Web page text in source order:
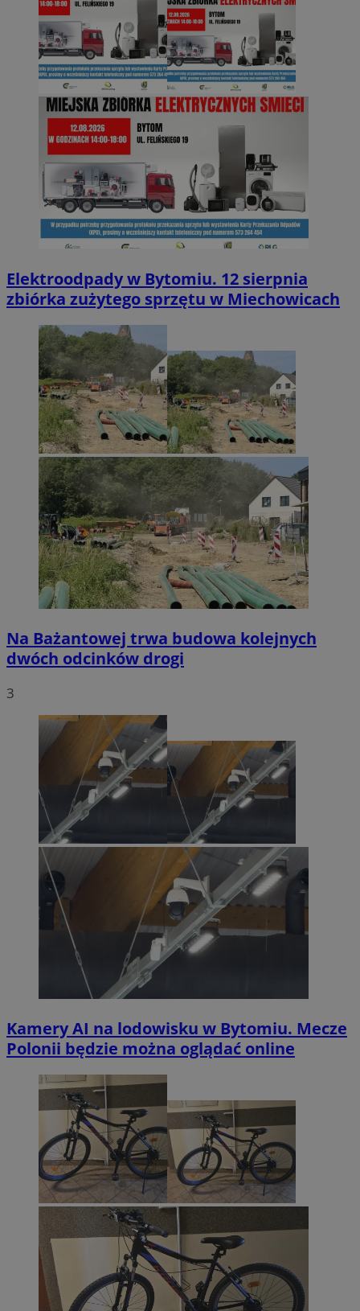
Elektroodpady w Bytomiu. 12 sierpnia
zbiórka zużytego sprzętu w Miechowicach
Na Bażantowej trwa budowa kolejnych
dwóch odcinków drogi
3
Kamery AI na lodowisku w Bytomiu. Mecze
Polonii będzie można oglądać online